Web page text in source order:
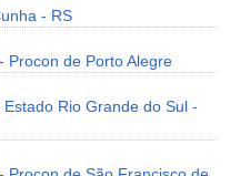
- RS
Procon de Porto Alegre
Rio Grande do Sul -